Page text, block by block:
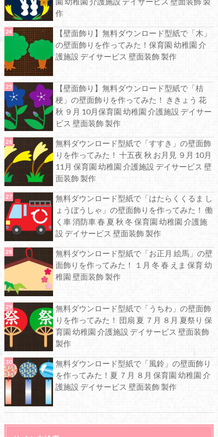
作
【壁面飾り】無料ダウンロード型紙で「木」
の壁面飾りを作ってみた！保育園 幼稚園 介
護施設 デイサービス 壁面装飾 製作
【壁面飾り】無料ダウンロード型紙で「桔
梗」の壁面飾りを作ってみた！ ききょう 花
秋 ９月 10月保育園 幼稚園 介護施設 デイサー
ビス 壁面装飾 製作
無料ダウンロード型紙で「すすき」の壁面飾
りを作ってみた！ 十五夜 秋 お月見 ９月 10月
11月 保育園 幼稚園 介護施設 デイサービス 壁
面装飾 製作
無料ダウンロード型紙で「はたらくくるま し
ょうぼうしゃ」の壁面飾りを作ってみた！ 働
く車 消防車 春 夏 秋 冬 保育園 幼稚園 介護施
設 デイサービス 壁面装飾 製作
無料ダウンロード型紙で「お正月 絵馬」の壁
面飾りを作ってみた！ １月 冬 春 えま 保育 幼
稚園 壁面装飾 製作
無料ダウンロード型紙で「うちわ」の壁面飾
りを作ってみた！ 団扇 夏 ７月 ８月 夏祭り 保
育園 幼稚園 介護施設 デイサービス 壁面装飾
製作
無料ダウンロード型紙で「風鈴」の壁面飾り
を作ってみた！夏 ７月 ８月 保育園 幼稚園 介
護施設 デイサービス 壁面装飾 製作